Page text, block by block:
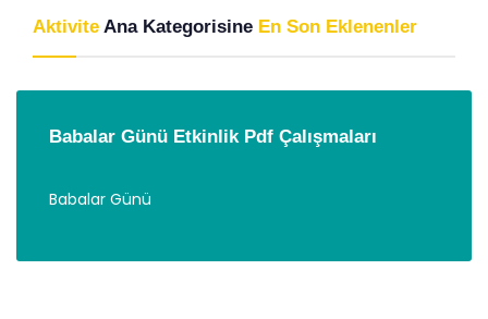
Aktivite Ana Kategorisine En Son Eklenenler
Babalar Günü Etkinlik Pdf Çalışmaları
Babalar Günü